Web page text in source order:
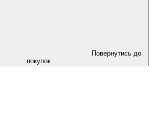
Повернутись до
покупок